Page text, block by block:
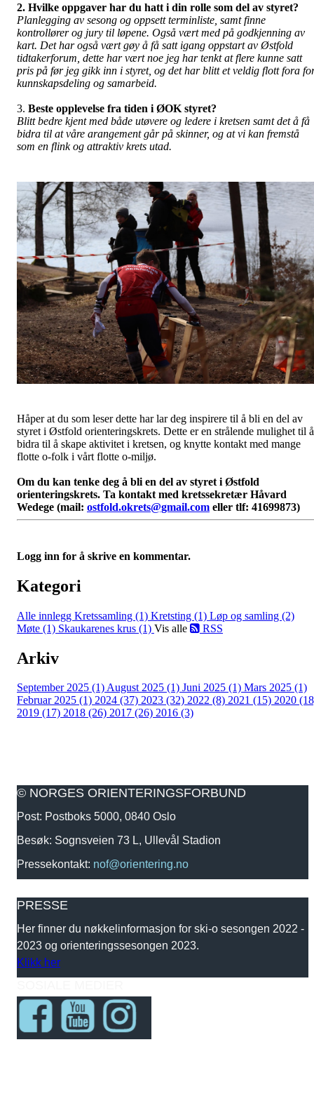
2. Hvilke oppgaver har du hatt i din rolle som del av styret?
Planlegging av sesong og oppsett terminliste, samt finne
kontrollører og jury til løpene. Også vært med på godkjenning av
kart. Det har også vært gøy å få satt igang oppstart av Østfold
tidtakerforum, dette har vært noe jeg har tenkt at flere kunne satt
pris på før jeg gikk inn i styret, og det har blitt et veldig flott fora
kunnskapsdeling og samarbeid.
3. Beste opplevelse fra tiden i ØOK styret?
Blitt bedre kjent med både utøvere og ledere i kretsen samt det å få
bidra til at våre arangement går på skinner, og at vi kan fremstå
som en flink og attraktiv krets utad.
Håper at du som leser dette har lar deg inspirere til å bli en del av
styret i Østfold orienteringskrets. Dette er en strålende mulighet til å
bidra til å skape aktivitet i kretsen, og knytte kontakt med mange
flotte o-folk i vårt flotte o-miljø.
Om du kan tenke deg å bli en del av styret i Østfold
orienteringskrets. Ta kontakt med kretssekretær Håvard
Wedege (mail: ostfold.okrets@gmail.com eller tlf: 41699873)
Logg inn for å skrive en kommentar.
Kategori
Alle innlegg Kretssamling (1) Kretsting (1) Løp og samling (2)
Møte (1) Skaukarenes krus (1) Vis alle RSS
Arkiv
September 2025 (1)August 2025 (1) Juni 2025 (1) Mars 2025 (1)
Februar 2025 (1) 2024 (37) 2023 (32) 2022 (8) 2021 (15) 2020
2019 (17) 2018 (26) 2017 (26) 2016 (3)
© NORGES ORIENTERINGSFORBUND
Post: Postboks 5000, 0840 Oslo
Besøk: Sognsveien 73 L, Ullevål Stadion
Pressekontakt: nof@orientering.no
PRESSE
Her finner du nøkkelinformasjon for ski-o sesongen 2022 -
2023 og orienteringssesongen 2023.
Klikk her